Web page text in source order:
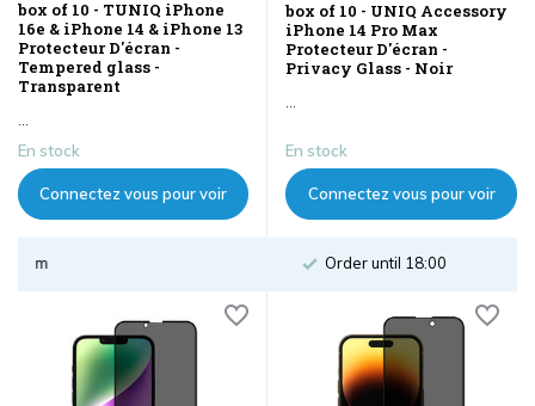
box of 10 - TUNIQ iPhone
16e & iPhone 14 & iPhone 13
Protecteur D'écran -
Tempered glass -
Transparent
En stock
Connectez vous pour voir
box of 10 - UNIQ Accessory
iPhone 14 Pro Max
Protecteur D'écran -
Privacy Glass - Noir
En stock
Connectez vous pour voir
Order until 18:00